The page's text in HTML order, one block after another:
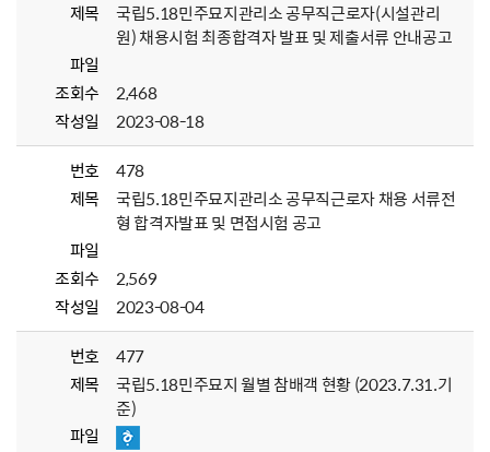
제목
국립5.18민주묘지관리소 공무직근로자(시설관리
원) 채용시험 최종합격자 발표 및 제출서류 안내공고
파일
조회수
2,468
작성일
2023-08-18
번호
478
제목
국립5.18민주묘지관리소 공무직근로자 채용 서류전
형 합격자발표 및 면접시험 공고
파일
조회수
2,569
작성일
2023-08-04
번호
477
제목
국립5.18민주묘지 월별 참배객 현황 (2023.7.31.기
준)
파일